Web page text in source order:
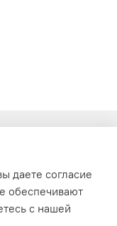
даете согласие
обеспечивают
с нашей